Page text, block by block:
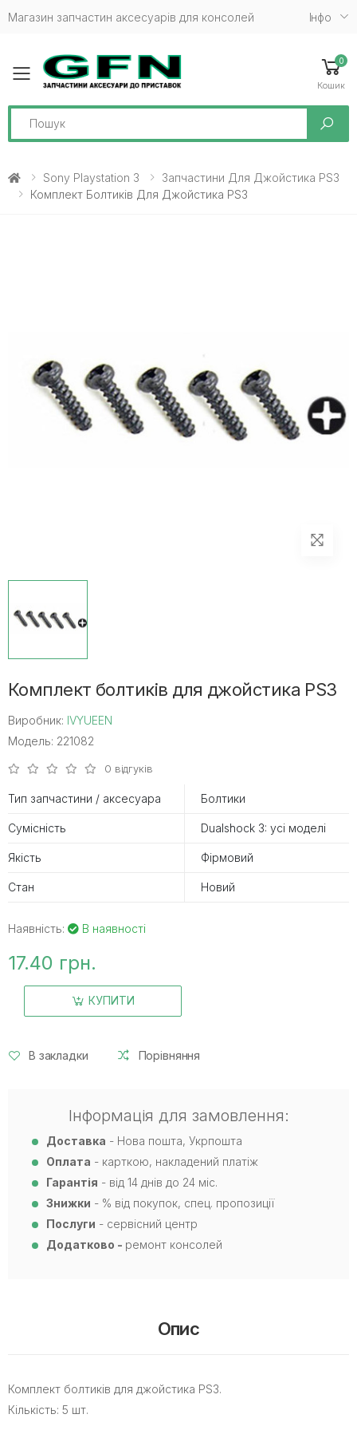
Магазин запчастин аксесуарів для консолей Iнфо
Toggle mobile menu
0
Кошик
Search
Sony Playstation 3
Запчастини Для Джойстика PS3
Комплект Болтиків Для Джойстика PS3
Комплект болтиків для джойстика PS3
Виробник: IVYUEEN
Модель: 221082
0 відгуків
Тип запчастини / аксесуара Болтики
Сумісність Dualshock 3: усі моделі
Якість Фірмовий
Стан Новий
Наявність: В наявності
17.40 грн.
КУПИТИ
В закладки Порівняння
Інформація для замовлення:
Доставка - Нова пошта, Укрпошта
Оплата - карткою, накладений платіж
Гарантія - від 14 днів до 24 міс.
Знижки - % від покупок, спец. пропозиції
Послуги - сервісний центр
Додатково - ремонт консолей
Опис
Комплект болтиків для джойстика PS3.
Кількість: 5 шт.